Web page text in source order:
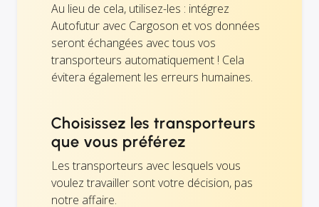
Au lieu de cela, utilisez-les : intégrez
Autofutur avec Cargoson et vos données
seront échangées avec tous vos
transporteurs automatiquement ! Cela
évitera également les erreurs humaines.
Choisissez les transporteurs
que vous préférez
Les transporteurs avec lesquels vous
voulez travailler sont votre décision, pas
notre affaire.